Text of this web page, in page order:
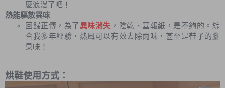
麼浪漫了吧！
熱能驅散異味
回歸正傳，為了 異味消失 ，陰乾、塞報紙，是不夠的。綜
合我多年經驗，熱風可以有效去除雨味，甚至是鞋子的腳
臭味！
烘鞋使用方式：